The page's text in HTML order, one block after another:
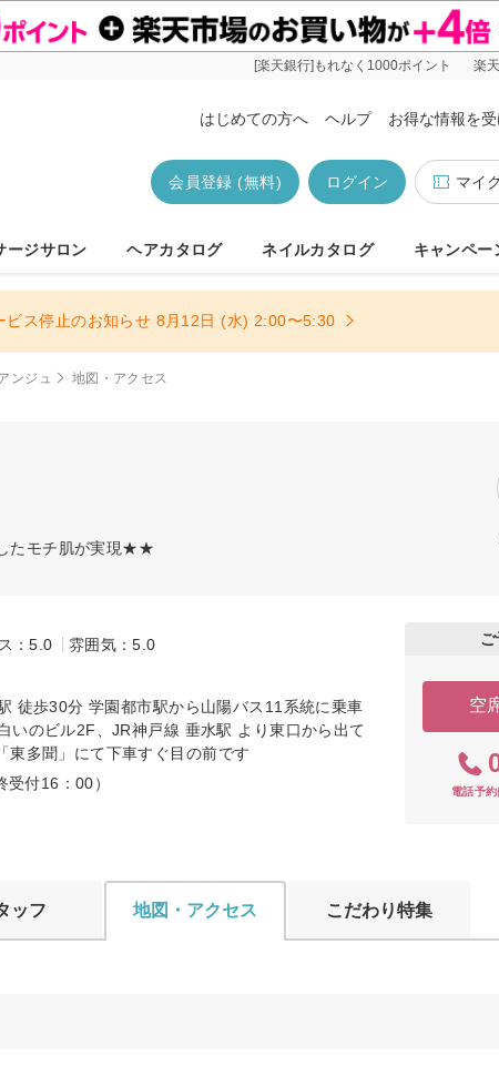
[楽天銀行]もれなく1000ポイント 楽
はじめての方へ ヘルプ お得な情報を
マイ
ログイン
会員登録 (無料)
ージサロン ヘアカタログ ネイルカタログ キャンペー
ビス停止のお知らせ 8月12日 (水) 2:00〜5:30
ンジュ 地図・アクセス
したモチ肌が実現★★
：5.0
雰囲気：5.0
徒歩30分 学園都市駅から山陽バス11系統に乗車
いのビル2F、JR神戸線 垂水駅 より東口から出て
東多聞」にて下車すぐ目の前です
受付16：00）
空
電話予
ッフ 地図・アクセス こだわり特集